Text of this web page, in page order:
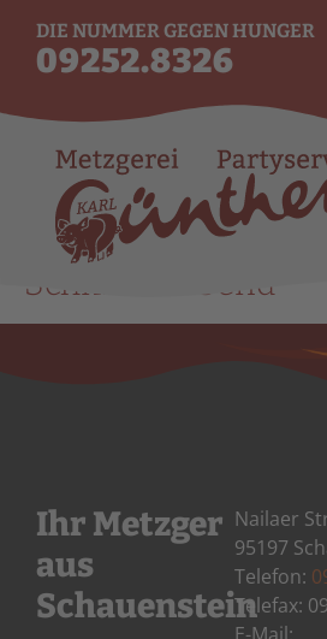
DIE NUMMER GEGEN HUNGER
09252.8326
Schnitzel Abend
Ihr Metzger
aus
Schauenstein
Nailaer
95197
Telefon:
Telefax: